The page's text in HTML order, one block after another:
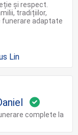
și respect.
tradițiilor,
funerare adaptate
complete la